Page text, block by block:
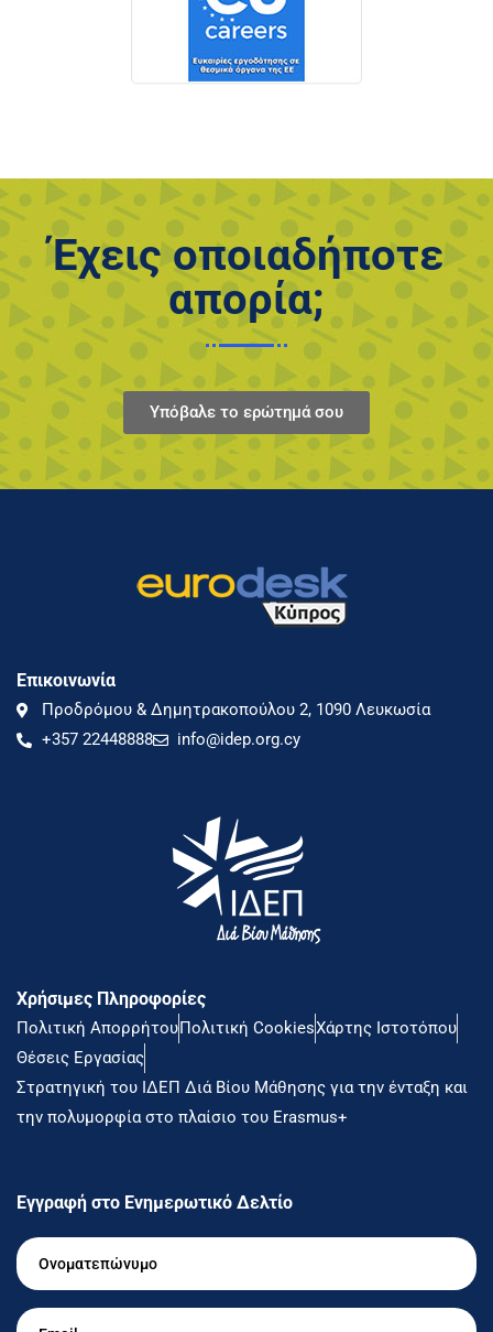
Έχεις οποιαδήποτε
απορία;
Υπόβαλε το ερώτημά σου
Επικοινωνία
Προδρόμου & Δημητρακοπούλου 2, 1090 Λευκωσία
+357 22448888
info@idep.org.cy
Χρήσιμες Πληροφορίες
Πολιτική ΑπορρήτουΠολιτική CookiesΧάρτης Ιστοτόπου
Θέσεις Εργασίας
Στρατηγική του ΙΔΕΠ Διά Βίου Μάθησης για την ένταξη και
την πολυμορφία στο πλαίσιο του Erasmus+
Εγγραφή στο Ενημερωτικό Δελτίο
Ονοματεπώνυμο
Email